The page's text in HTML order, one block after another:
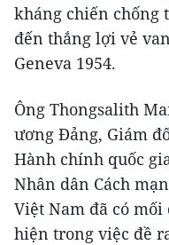
kháng chiến chống
đến thắng lợi vẻ
Geneva 1954.
Ông Thongsalith
ương Đảng, Giám
Hành chính quốc
Nhân dân Cách
Việt Nam đã có
hiện trong việc đề